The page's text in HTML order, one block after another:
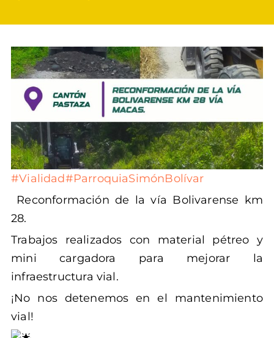
#Vialidad#ParroquiaSimónBolívar
Reconformación de la vía Bolivarense km
28.
Trabajos realizados con material pétreo y
mini cargadora para mejorar la
infraestructura vial.
¡No nos detenemos en el mantenimiento
vial!